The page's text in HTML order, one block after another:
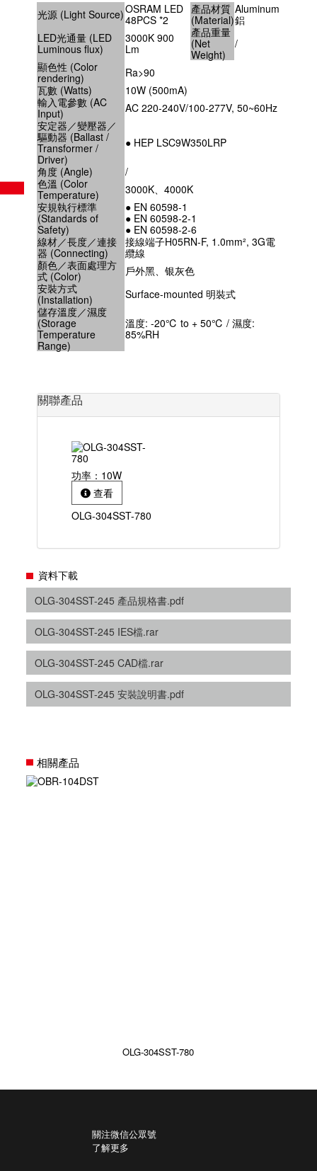
光源 (Light Source)OSRAM LED
48PCS *2
產品材質
(Material)
Aluminum
鋁
LED光通量 (LED
Luminous flux)
3000K 900
Lm
產品重量
(Net
Weight)
/
顯色性 (Color
rendering)
Ra>90
瓦數 (Watts)
10W (500mA)
輸入電參數 (AC
Input)
AC 220-240V/100-277V, 50~60Hz
安定器／變壓器／
驅動器 (Ballast /
Transformer /
Driver)
● HEP LSC9W350LRP
角度 (Angle)
/
色溫 (Color
Temperature)
3000K、4000K
安規執行標準
(Standards of
Safety)
● EN 60598-1
● EN 60598-2-1
● EN 60598-2-6
線材／長度／連接
器 (Connecting)
接線端子H05RN-F, 1.0mm², 3G電
纜線
顏色／表面處理方
式 (Color)
戶外黑、银灰色
安裝方式
(Installation)
Surface-mounted 明裝式
儲存溫度／濕度
(Storage
Temperature
Range)
溫度: -20℃ to + 50℃ / 濕度:
85%RH
關聯產品
功率：10W
查看
OLG-304SST-780
資料下載
OLG-304SST-245 產品規格書.pdf
OLG-304SST-245 IES檔.rar
OLG-304SST-245 CAD檔.rar
OLG-304SST-245 安裝說明書.pdf
相關產品
OLG-304SST-780
關注微信公眾號
了解更多